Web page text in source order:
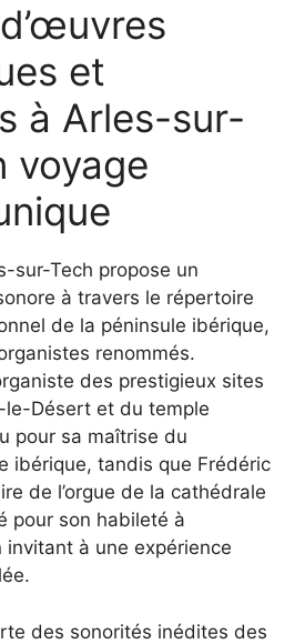
et
à Arles-sur-
voyage
sur-Tech propose un
à travers le répertoire
de la péninsule ibérique,
renommés.
des prestigieux sites
Désert et du temple
pour sa maîtrise du
ibérique, tandis que Frédéric
de l’orgue de la cathédrale
pour son habileté à
invitant à une expérience
des sonorités inédites des